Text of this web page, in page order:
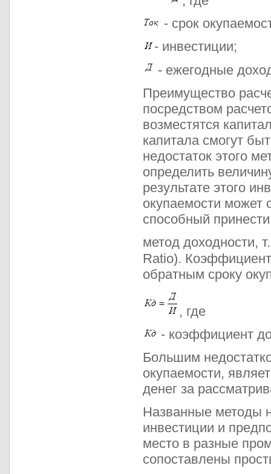
- срок
- инвестиции;
- ежегодные
Преимущество
посредством
возместятся
капитала смогут
недостаток этого
определить
результате этого
окупаемости может
способный
метод доходности,
Ratio).
обратным сроку
, где
- коэффициент
Большим
окупаемости,
денег за
Названные методы
инвестиции и
место в разные
сопоставлены